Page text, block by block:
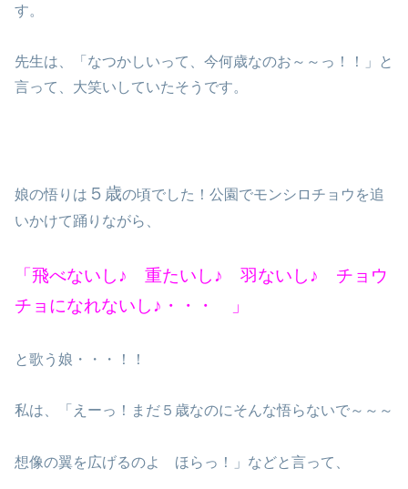
す。
先生は、「なつかしいって、今何歳なのお～～っ！！」と
言って、大笑いしていたそうです。
娘の悟りは ５歳の頃でした！公園でモンシロチョウを追
いかけて踊りながら、
「飛べないし♪ 重たいし♪ 羽ないし♪ チョウ
チョになれないし♪・・・ 」
と歌う娘・・・！！
私は、「えーっ！まだ５歳なのにそんな悟らないで～～～
想像の翼を広げるのよ ほらっ！」などと言って、